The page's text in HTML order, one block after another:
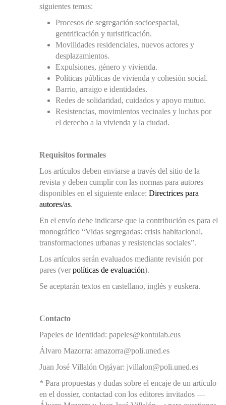
siguientes temas:
Procesos de segregación socioespacial,
gentrificación y turistificación.
Movilidades residenciales, nuevos actores y
desplazamientos.
Expulsiones, género y vivienda.
Políticas públicas de vivienda y cohesión social.
Barrio, arraigo e identidades.
Redes de solidaridad, cuidados y apoyo mutuo.
Resistencias, movimientos vecinales y luchas por
el derecho a la vivienda y la ciudad.
Requisitos formales
Los artículos deben enviarse a través del sitio de la
revista y deben cumplir con las normas para autores
disponibles en el siguiente enlace: Directrices para
autores/as.
En el envío debe indicarse que la contribución es para el
monográfico “Vidas segregadas: crisis habitacional,
transformaciones urbanas y resistencias sociales”.
Los artículos serán evaluados mediante revisión por
pares (verpolíticas de evaluación).
Se aceptarán textos en castellano, inglés y euskera.
Contacto
Papeles de Identidad: papeles@kontulab.eus
Álvaro Mazorra: amazorra@poli.uned.es
Juan José Villalón Ogáyar: jvillalon@poli.uned.es
* Para propuestas y dudas sobre el encaje de un artículo
en el dossier, contactad con los editores invitados —